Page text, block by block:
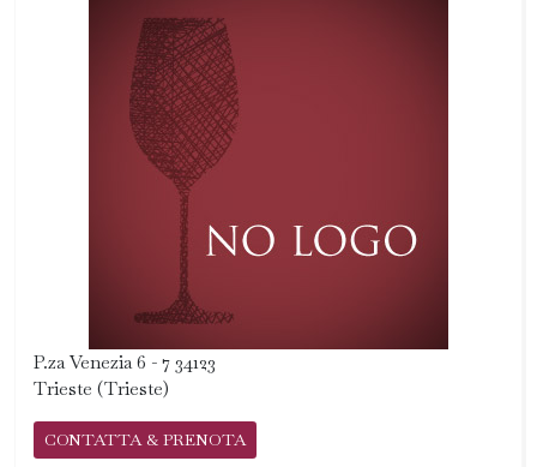
P.za Venezia 6 - 7 34123
Trieste (Trieste)
CONTATTA & PRENOTA